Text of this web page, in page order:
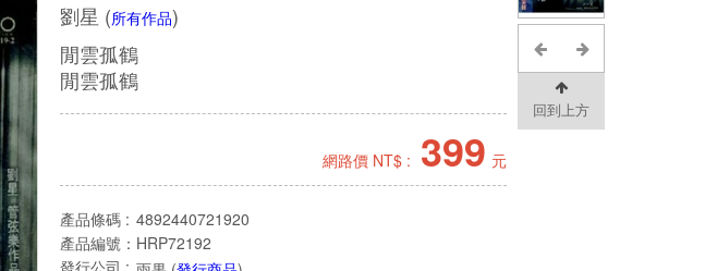
回到上方
劉星 (所有作品)
閒雲孤鶴
閒雲孤鶴
網路價 NT$ : 399 元
產品條碼 : 4892440721920
產品編號： HRP72192
發行公司 :